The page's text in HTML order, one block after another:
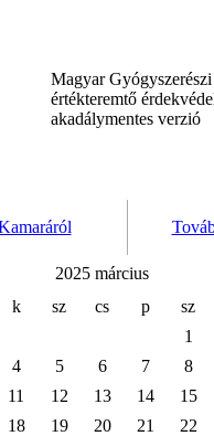
Magyar
értékteremtő
akadálymentes verzió
2025 március
k sz cs p
sz
1
4 5 6 7
8
11 12 13 14
15
18 19 20 21
22